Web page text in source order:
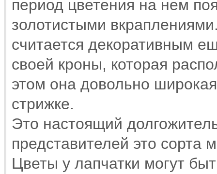
период цветения на нем
золотистыми
считается декоративным
своей кроны, которая
этом она довольно
стрижке.
Это настоящий
представителей это сорта
Цветы у лапчатки могут